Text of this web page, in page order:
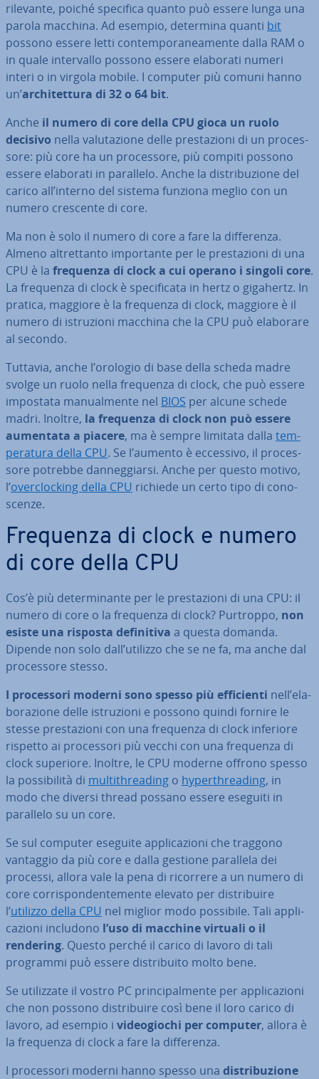
rilevante, poiché specifica quanto può essere lunga una
parola macchina. Ad esempio, determina quanti bit
possono essere letti con­tem­po­ra­nea­men­te dalla RAM o
in quale in­ter­val­lo possono essere elaborati numeri
interi o in virgola mobile. I computer più comuni hanno
un’ar­chi­tet­tu­ra di 32 o 64 bit.
Anche il numero di core della CPU gioca un ruolo
decisivo nella va­lu­ta­zio­ne delle pre­sta­zio­ni di un pro­ces­
so­re: più core ha un pro­ces­so­re, più compiti possono
essere elaborati in parallelo. Anche la di­stri­bu­zio­ne del
carico all’interno del sistema funziona meglio con un
numero crescente di core.
Ma non è solo il numero di core a fare la dif­fe­ren­za.
Almeno al­tret­tan­to im­por­tan­te per le pre­sta­zio­ni di una
CPU è la frequenza di clock a cui operano i singoli core.
La frequenza di clock è spe­ci­fi­ca­ta in hertz o gigahertz. In
pratica, maggiore è la frequenza di clock, maggiore è il
numero di istru­zio­ni macchina che la CPU può elaborare
al secondo.
Tuttavia, anche l’orologio di base della scheda madre
svolge un ruolo nella frequenza di clock, che può essere
impostata ma­nual­men­te nel BIOS per alcune schede
madri. Inoltre, la frequenza di clock non può essere
aumentata a piacere, ma è sempre limitata dalla tem­
pe­ra­tu­ra della CPU. Se l’aumento è eccessivo, il pro­ces­
so­re potrebbe dan­neg­giar­si. Anche per questo motivo,
l’over­cloc­king della CPU richiede un certo tipo di co­no­
scen­ze.
Frequenza di clock e numero
di core della CPU
Cos’è più de­ter­mi­nan­te per le pre­sta­zio­ni di una CPU: il
numero di core o la frequenza di clock? Purtroppo, non
esiste una risposta de­fi­ni­ti­va a questa domanda.
Dipende non solo dall’utilizzo che se ne fa, ma anche dal
pro­ces­so­re stesso.
I pro­ces­so­ri moderni sono spesso più ef­fi­cien­ti nell’ela­
bo­ra­zio­ne delle istru­zio­ni e possono quindi fornire le
stesse pre­sta­zio­ni con una frequenza di clock inferiore
rispetto ai pro­ces­so­ri più vecchi con una frequenza di
clock superiore. Inoltre, le CPU moderne offrono spesso
la pos­si­bi­li­tà di mul­ti­th­rea­ding o hy­per­th­rea­ding, in
modo che diversi thread possano essere eseguiti in
parallelo su un core.
Se sul computer eseguite ap­pli­ca­zio­ni che traggono
vantaggio da più core e dalla gestione parallela dei
processi, allora vale la pena di ricorrere a un numero di
core cor­ri­spon­den­te­men­te elevato per di­stri­bui­re
l’utilizzo della CPU nel miglior modo possibile. Tali ap­pli­
ca­zio­ni includono l’uso di macchine virtuali o il
rendering. Questo perché il carico di lavoro di tali
programmi può essere di­stri­bui­to molto bene.
Se uti­liz­za­te il vostro PC prin­ci­pal­men­te per ap­pli­ca­zio­ni
che non possono di­stri­bui­re così bene il loro carico di
lavoro, ad esempio i vi­deo­gio­chi per computer, allora è
la frequenza di clock a fare la dif­fe­ren­za.
I pro­ces­so­ri moderni hanno spesso una di­stri­bu­zio­ne